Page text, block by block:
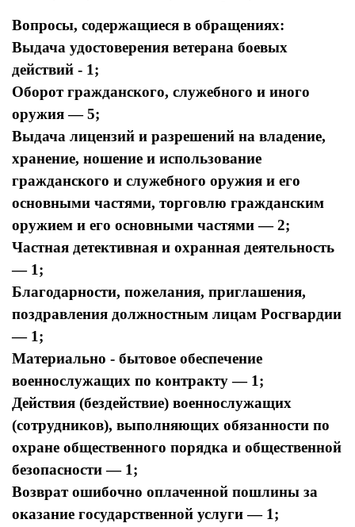
Вопросы, содержащиеся в обращениях:
Выдача удостоверения ветерана боевых
действий - 1;
Оборот гражданского, служебного и иного
оружия — 5;
Выдача лицензий и разрешений на владение,
хранение, ношение и использование
гражданского и служебного оружия и его
основными частями, торговлю гражданским
оружием и его основными частями — 2;
Частная детективная и охранная деятельность
— 1;
Благодарности, пожелания, приглашения,
поздравления должностным лицам Росгвардии
— 1;
Материально - бытовое обеспечение
военнослужащих по контракту — 1;
Действия (бездействие) военнослужащих
(сотрудников), выполняющих обязанности по
охране общественного порядка и общественной
безопасности — 1;
Возврат ошибочно оплаченной пошлины за
оказание государственной услуги — 1;